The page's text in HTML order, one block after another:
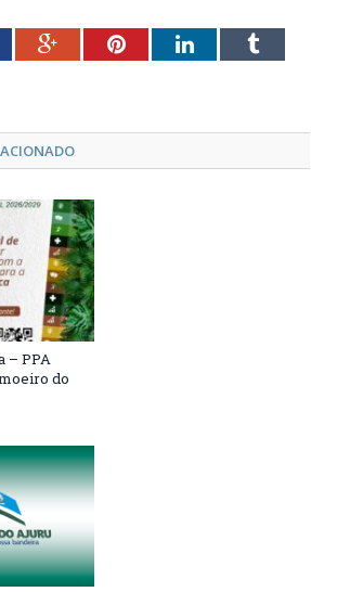
Google+PinterestLinkedInTumblr
– PPA
do